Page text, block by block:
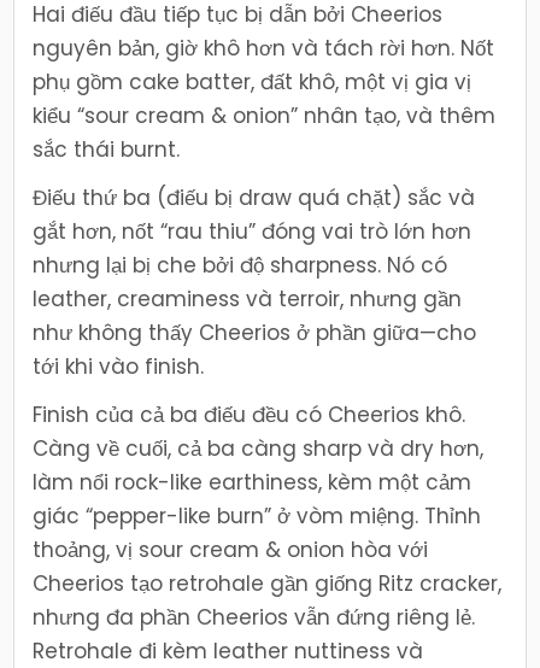
Hai điếu đầu tiếp tục bị dẫn bởi Cheerios
nguyên bản, giờ khô hơn và tách rời hơn. Nốt
phụ gồm cake batter, đất khô, một vị gia vị
kiểu “sour cream & onion” nhân tạo, và thêm
sắc thái burnt.
Điếu thứ ba (điếu bị draw quá chặt) sắc và
gắt hơn, nốt “rau thiu” đóng vai trò lớn hơn
nhưng lại bị che bởi độ sharpness. Nó có
leather, creaminess và terroir, nhưng gần
như không thấy Cheerios ở phần giữa—cho
tới khi vào finish.
Finish của cả ba điếu đều có Cheerios khô.
Càng về cuối, cả ba càng sharp và dry hơn,
làm nổi rock-like earthiness, kèm một cảm
giác “pepper-like burn” ở vòm miệng. Thỉnh
thoảng, vị sour cream & onion hòa với
Cheerios tạo retrohale gần giống Ritz cracker,
nhưng đa phần Cheerios vẫn đứng riêng lẻ.
Retrohale đi kèm leather nuttiness và